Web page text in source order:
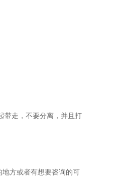
走，不要分离，并且打
方或者有想要咨询的可